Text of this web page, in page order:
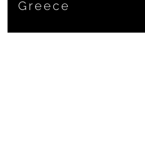
Greece